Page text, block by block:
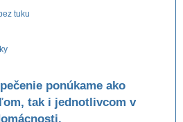
tuku
ponúkame ako
tak i jednotlivcom v